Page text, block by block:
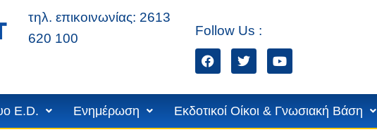
τηλ. επικοινωνίας: 2613
620 100
Follow Us :
E.D. Ενημέρωση Εκδοτικοί Οίκοι & Γνωσιακή Βάση